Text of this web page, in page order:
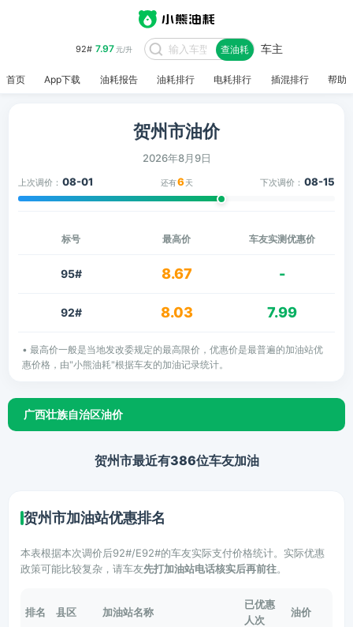
92# 7.97元/升 查油耗 车主
首页 App下载 油耗报告 油耗排行 电耗排行 插混排行 帮助
贺州市油价
2026年8月9日
上次调价： 08-01 还有6 天 下次调价： 08-15
标号 最高价 车友实测优惠价
95# 8.67 -
92# 8.03 7.99
• 最高价一般是当地发改委规定的最高限价，优惠价是最普遍的加油站优
惠价格，由"小熊油耗"根据车友的加油记录统计。
广西壮族自治区油价
贺州市最近有386位车友加油
贺州市加油站优惠排名
本表根据本次调价后92#/E92#的车友实际支付价格统计。实际优惠
政策可能比较复杂，请车友先打加油站电话核实后再前往。
排名 县区 加油站名称
已优惠
人次
油价